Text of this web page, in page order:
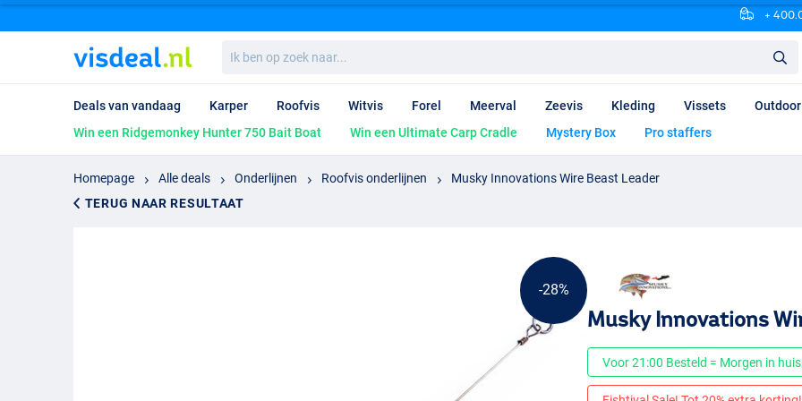
+
ben
op
naar...
Deals van vandaag Karper Roofvis Witvis Forel Meerval Zeevis Kleding Vissets Outdoor
Win een Ridgemonkey Hunter 750 Bait Boat
Win een Ultimate Carp Cradle Mystery Box Pro staffers
Homepage Alle deals Onderlijnen Roofvis onderlijnen
Musky Innovations Wire Beast Leader
TERUG NAAR RESULTAAT
-28%
Musky Innovations
Voor 21:00 Besteld = Morgen in